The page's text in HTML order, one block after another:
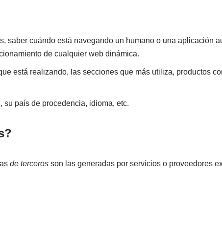
saber cuándo está navegando un humano o una aplicación
de cualquier web dinámica.
está realizando, las secciones que más utiliza, productos
país de procedencia, idioma, etc.
de terceros son las generadas por servicios o proveedores